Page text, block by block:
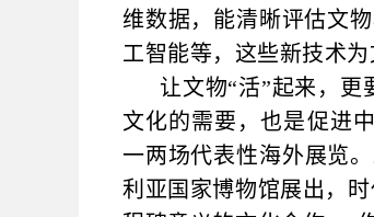
维数据，能清晰评估文
工智能等，这些新技术为
让文物“活”起来，更
文化的需要，也是促进
一两场代表性海外展览
利亚国家博物馆展出，